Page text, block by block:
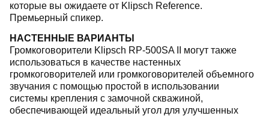
которые вы ожидаете от Klipsch Reference.
Премьерный спикер.
НАСТЕННЫЕ ВАРИАНТЫ
Громкоговорители Klipsch RP-500SA II могут также
использоваться в качестве настенных
громкоговорителей или громкоговорителей объемного
звучания с помощью простой в использовании
системы крепления с замочной скважиной,
обеспечивающей идеальный угол для улучшенных